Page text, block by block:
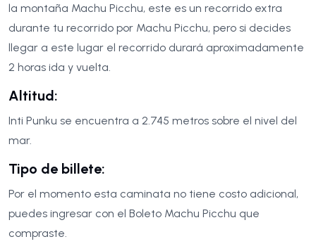
la montaña Machu Picchu, este es un recorrido extra
durante tu recorrido por Machu Picchu, pero si decides
llegar a este lugar el recorrido durará aproximadamente
2 horas ida y vuelta.
Altitud:
Inti Punku se encuentra a 2.745 metros sobre el nivel del
mar.
Tipo de billete:
Por el momento esta caminata no tiene costo adicional,
puedes ingresar con el Boleto Machu Picchu que
compraste.